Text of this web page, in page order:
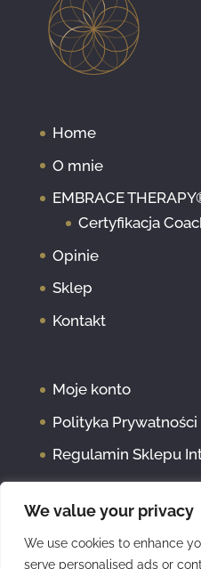
We value your privacy
We use cookies to enhance
serve personalised ads or
Home
O mnie
EMBRACE
Certyfikacja
Opinie
Sklep
Kontakt
Moje konto
Polityka Prywatności
Regulamin Sklepu